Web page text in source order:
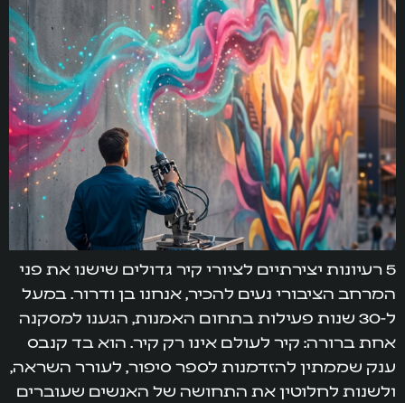
5 רעיונות יצירתיים לציורי קיר גדולים שישנו את פני
המרחב הציבורי נעים להכיר, אנחנו בן ודרור. במעל
ל-30 שנות פעילות בתחום האמנות, הגענו למסקנה
אחת ברורה: קיר לעולם אינו רק קיר. הוא בד קנבס
ענק שממתין להזדמנות לספר סיפור, לעורר השראה,
ולשנות לחלוטין את התחושה של האנשים שעוברים